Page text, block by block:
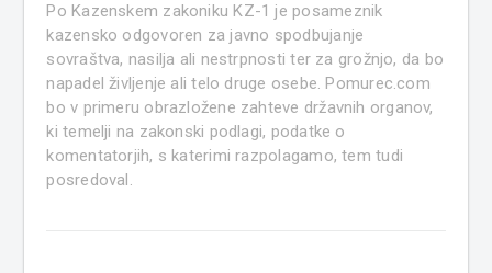
Po Kazenskem zakoniku KZ-1 je posameznik
kazensko odgovoren za javno spodbujanje
sovraštva, nasilja ali nestrpnosti ter za grožnjo, da bo
napadel življenje ali telo druge osebe. Pomurec.com
bo v primeru obrazložene zahteve državnih organov,
ki temelji na zakonski podlagi, podatke o
komentatorjih, s katerimi razpolagamo, tem tudi
posredoval.